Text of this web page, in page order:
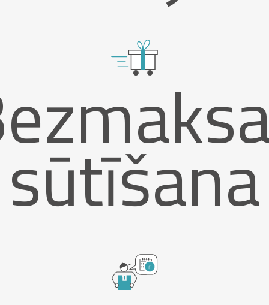
sūtīšana